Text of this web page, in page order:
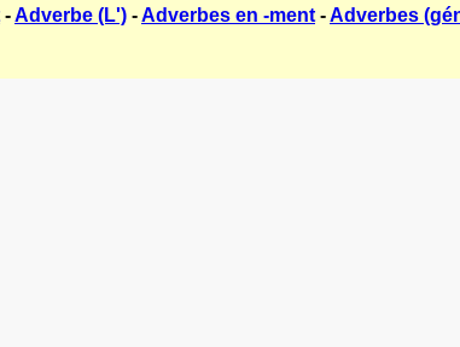
-Adverbe (L') -Adverbes en -ment -Adverbes